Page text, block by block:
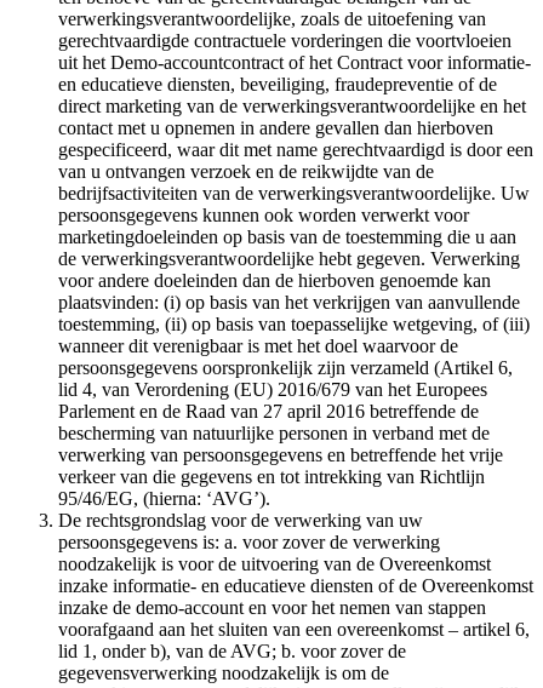
verwerkingsverantwoordelijke, zoals de uitoefening van
gerechtvaardigde contractuele vorderingen die voortvloeien
uit het Demo-accountcontract of het Contract voor informatie-
en educatieve diensten, beveiliging, fraudepreventie of de
direct marketing van de verwerkingsverantwoordelijke en het
contact met u opnemen in andere gevallen dan hierboven
gespecificeerd, waar dit met name gerechtvaardigd is door een
van u ontvangen verzoek en de reikwijdte van de
bedrijfsactiviteiten van de verwerkingsverantwoordelijke. Uw
persoonsgegevens kunnen ook worden verwerkt voor
marketingdoeleinden op basis van de toestemming die u aan
de verwerkingsverantwoordelijke hebt gegeven. Verwerking
voor andere doeleinden dan de hierboven genoemde kan
plaatsvinden: (i) op basis van het verkrijgen van aanvullende
toestemming, (ii) op basis van toepasselijke wetgeving, of (iii)
wanneer dit verenigbaar is met het doel waarvoor de
persoonsgegevens oorspronkelijk zijn verzameld (Artikel 6,
lid 4, van Verordening (EU) 2016/679 van het Europees
Parlement en de Raad van 27 april 2016 betreffende de
bescherming van natuurlijke personen in verband met de
verwerking van persoonsgegevens en betreffende het vrije
verkeer van die gegevens en tot intrekking van Richtlijn
95/46/EG, (hierna: ‘AVG’).
De rechtsgrondslag voor de verwerking van uw
persoonsgegevens is: a. voor zover de verwerking
noodzakelijk is voor de uitvoering van de Overeenkomst
inzake informatie- en educatieve diensten of de Overeenkomst
inzake de demo-account en voor het nemen van stappen
voorafgaand aan het sluiten van een overeenkomst – artikel 6,
lid 1, onder b), van de AVG; b. voor zover de
gegevensverwerking noodzakelijk is om de